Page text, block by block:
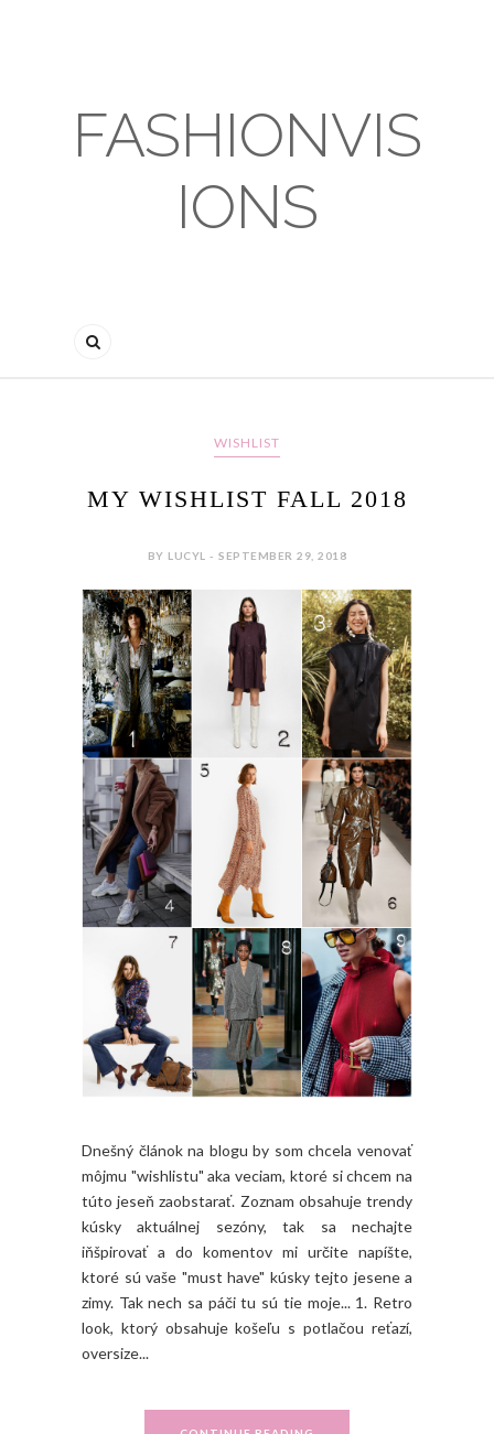
FASHIONVIS
IONS
WISHLIST
MY WISHLIST FALL 2018
BY LUCYL - SEPTEMBER 29, 2018
Dnešný článok na blogu by som chcela venovať
môjmu "wishlistu" aka veciam, ktoré si chcem na
túto jeseň zaobstarať. Zoznam obsahuje trendy
kúsky aktuálnej sezóny, tak sa nechajte
iňšpirovať a do komentov mi určite napíšte,
ktoré sú vaše "must have" kúsky tejto jesene a
zimy. Tak nech sa páči tu sú tie moje... 1. Retro
look, ktorý obsahuje košeľu s potlačou reťazí,
oversize...